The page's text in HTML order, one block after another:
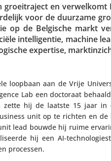
en verwel­komt
voor de duurzame
op de Belgische markt
intel­li­gentie, machine
expertise,
loopbaan aan de Vrije
Lab een doctoraat
hij de laatste 15 jaar in
unit op te richten en de
lead bouwde hij ruime
hij een AI-
processen.